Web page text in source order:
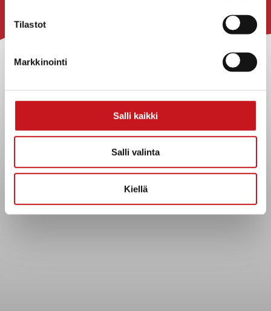
Tilastot
Markkinointi
Salli kaikki
Salli valinta
Kiellä
Rautalammin kunta
Kuntainfo
Asiakirjajulkisuuskuvaus
Evästeet
Tietosuoja
Tietopyyntö